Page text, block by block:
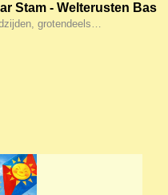
Stam - Welterusten Bas
grotendeels…